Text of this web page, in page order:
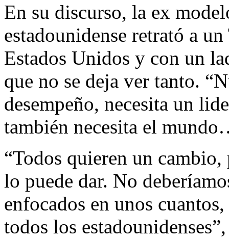
En su discurso, la ex
estadounidense retrató a
Estados Unidos y con un
que no se deja ver tanto.
desempeño, necesita un
también necesita el
“Todos quieren un
lo puede dar. No
enfocados en unos
todos los